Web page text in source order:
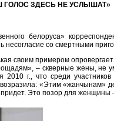
ЗДЕСЬ НЕ УСЛЫШАТ»
белоруса»
несогласие со смертными
своим примером
– скверные жены, не
2010 г., что среди
«Этим «жанчынам»
Это позор для женщины